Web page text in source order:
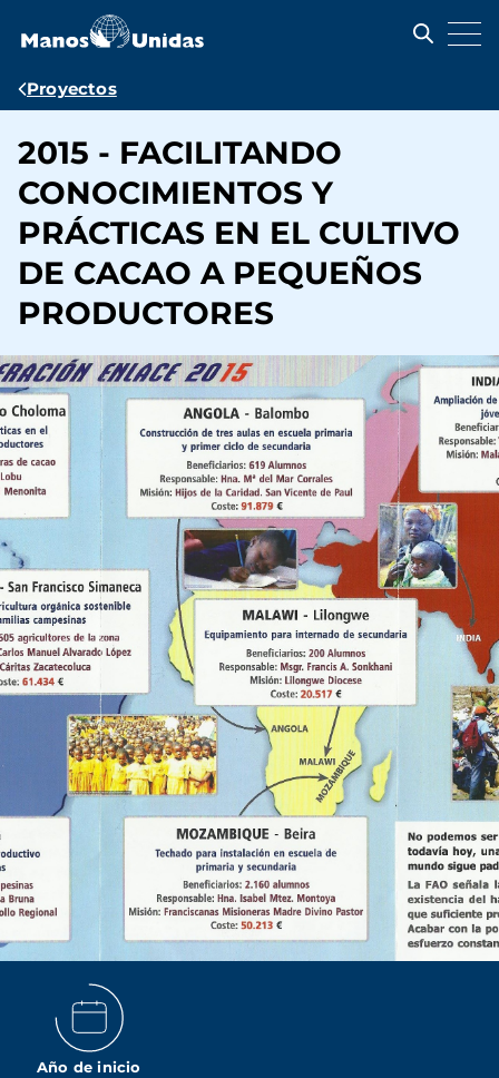
contenido
Ruta
navegación
Proyectos
2015 - FACILITANDO
CONOCIMIENTOS Y
PRÁCTICAS EN EL CULTIVO
DE CACAO A PEQUEÑOS
PRODUCTORES
Año de inicio